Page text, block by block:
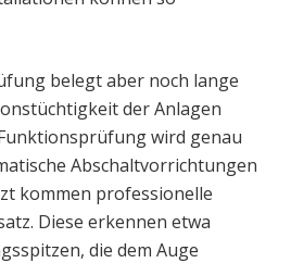
belegt aber noch lange
der Anlagen
wird genau
Abschaltvorrichtungen
kommen professionelle
Diese erkennen etwa
die dem Auge